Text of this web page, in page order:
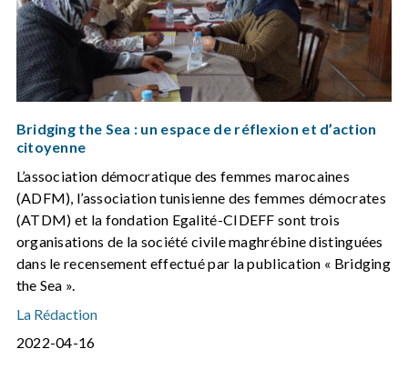
Bridging the Sea : un espace de réflexion et d’action
citoyenne
L’association démocratique des femmes marocaines
(ADFM), l’association tunisienne des femmes démocrates
(ATDM) et la fondation Egalité-CIDEFF sont trois
organisations de la société civile maghrébine distinguées
dans le recensement effectué par la publication « Bridging
the Sea ».
La Rédaction
2022-04-16